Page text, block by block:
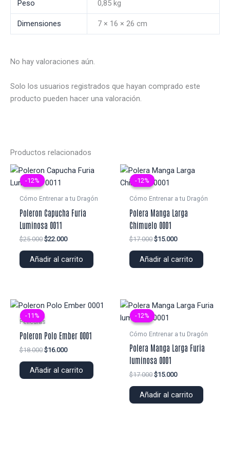
Peso 0,85 kg
Dimensiones 7 × 16 × 26 cm
No hay valoraciones aún.
Solo los usuarios registrados que hayan comprado este
producto pueden hacer una valoración.
Productos relacionados
-12%
-12%
Cómo Entrenar a tu Dragón
Poleron Capucha Furia
Luminosa 0011
$25.000 El
original
$22.000El
actual
Añadir al carrito
-12%
-12%
Cómo Entrenar a tu Dragón
Polera Manga Larga
Chimuelo 0001
$17.000 El
original
$15.000El
actual
Añadir al carrito
-11%
-11%
Peliculas
Poleron Polo Ember 0001
$18.000 El
original
$16.000El
actual
Añadir al carrito
-12%
-12%
Cómo Entrenar a tu Dragón
Polera Manga Larga Furia
luminosa 0001
$17.000 El
original
$15.000El
actual
Añadir al carrito